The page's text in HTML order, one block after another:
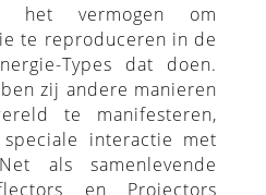
vermogen om
te reproduceren in de
Types dat doen.
zij andere manieren
te manifesteren,
interactie met
als samenlevende
en Projectors